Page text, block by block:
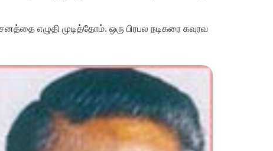
எழுதி முடித்தோம். ஒரு பிரபல நடிகரை கவுரவ